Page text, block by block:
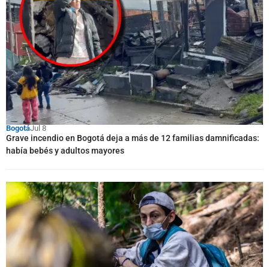
BogotáJul 8
Grave incendio en Bogotá deja a más de 12 familias damnificadas:
había bebés y adultos mayores